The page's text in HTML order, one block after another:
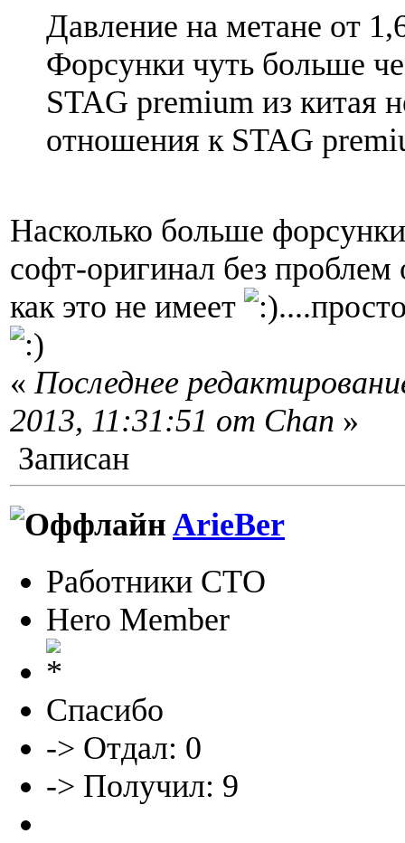
Давление на метане от
Форсунки чуть больше
STAG premium из китая
отношения к STAG
Насколько больше
софт-оригинал без проблем
как это не имеет
« Последнее
2013, 11:31:51 от Chan »
Записан
ArieBer
Работники СТО
Hero Member
Спасибо
-> Отдал: 0
-> Получил: 9